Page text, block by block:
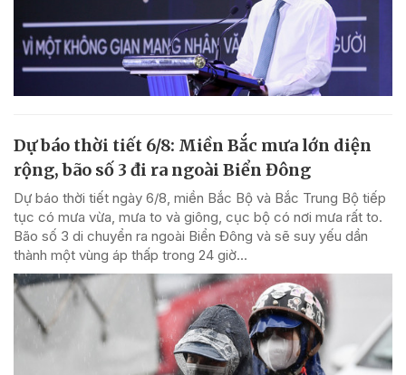
Dự báo thời tiết 6/8: Miền Bắc mưa lớn diện
rộng, bão số 3 đi ra ngoài Biển Đông
Dự báo thời tiết ngày 6/8, miền Bắc Bộ và Bắc Trung Bộ tiếp
tục có mưa vừa, mưa to và giông, cục bộ có nơi mưa rất to.
Bão số 3 di chuyển ra ngoài Biển Đông và sẽ suy yếu dần
thành một vùng áp thấp trong 24 giờ...